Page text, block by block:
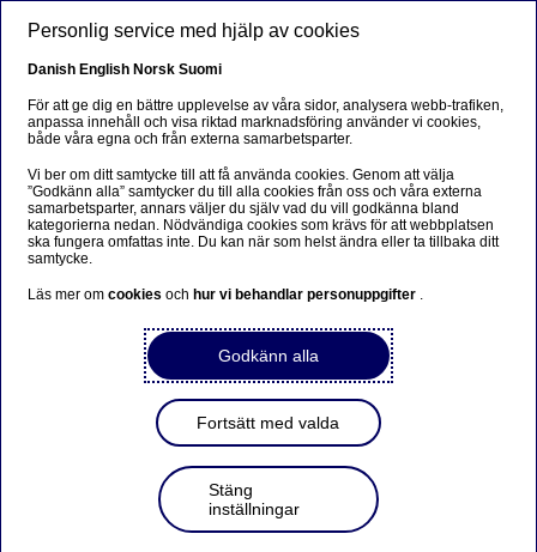
Hållbarhet
Nordea kommenterar rapport
om utlåning till och
investeringar i fossilenergi
Den ideella organisationen BankTrack har släppt en
rapport om nordiska bankers utlåning till och
investeringar i fossilföretag.
Nordea nämns i
samband med några av företagen i rapporten men
lyfts också fram som en av de storbanker som
Personlig service med hjälp av cookies
Danish English Norsk Suomi
För att ge dig en bättre upplevelse av våra sidor, analysera webb-trafiken,
anpassa innehåll och visa riktad marknadsföring använder vi cookies,
både våra egna och från externa samarbetsparter.
Vi ber om ditt samtycke till att få använda cookies. Genom att välja
”Godkänn alla” samtycker du till alla cookies från oss och våra externa
samarbetsparter, annars väljer du själv vad du vill godkänna bland
kategorierna nedan. Nödvändiga cookies som krävs för att webbplatsen
ska fungera omfattas inte. Du kan när som helst ändra eller ta tillbaka ditt
samtycke.
Läs mer omcookiesoch hur vi behandlar personuppgifter .
Godkänn alla
Fortsätt med valda
Stäng
inställningar